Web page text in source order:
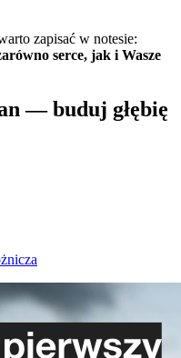
zapisać w notesie:
serce, jak i Wasze
— buduj głębię